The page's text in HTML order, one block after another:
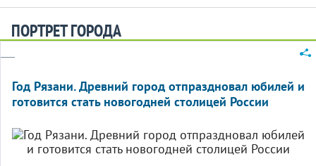
ПОРТРЕТ ГОРОДА
Год Рязани. Древний город отпраздновал юбилей и
готовится стать новогодней столицей России